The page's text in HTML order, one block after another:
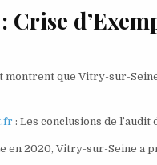
Crise
montrent que Vitry-sur-
: Les conclusions de
en 2020, Vitry-sur-Seine a